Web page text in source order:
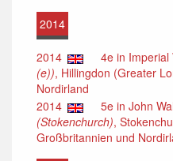
2014
2014 4e in Imperial
(e)), Hillingdon (Greater
Nordirland
2014
5e in John
(Stokenchurch),
Großbritannien und